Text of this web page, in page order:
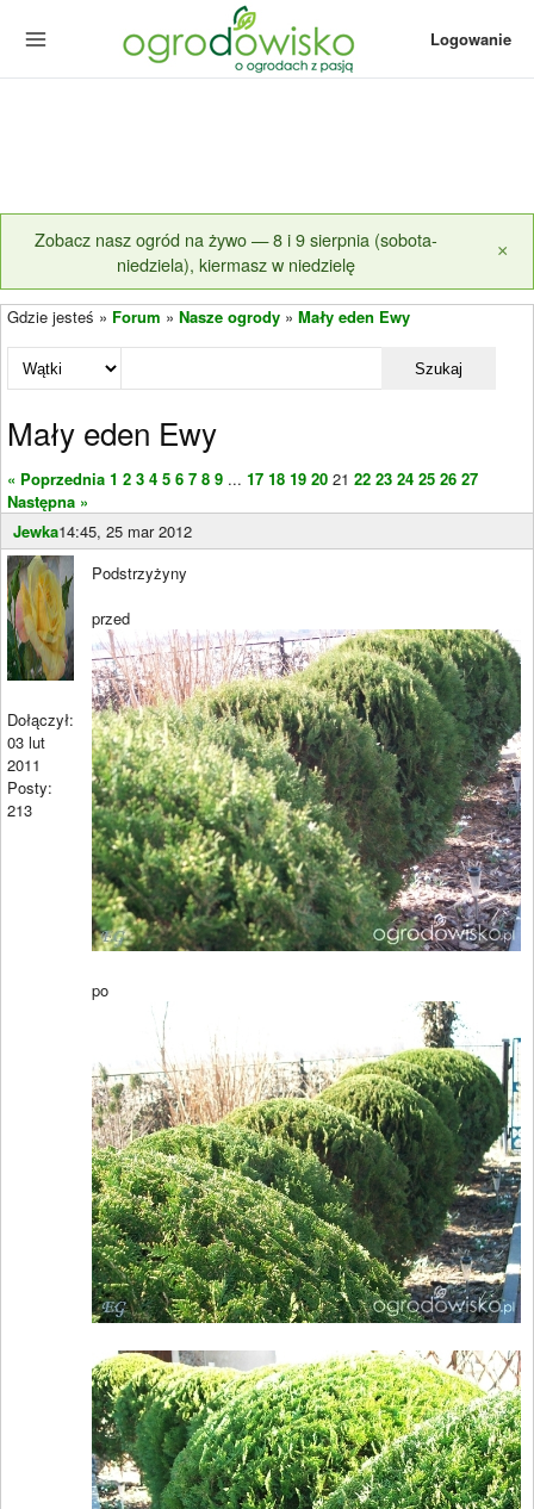
Logowanie
Zobacz nasz ogród na żywo — 8 i 9 sierpnia (sobota-
niedziela), kiermasz w niedzielę
×
Gdzie jesteś » Forum » Nasze ogrody » Mały eden Ewy
Szukaj
Mały eden Ewy
« Poprzednia 1 2 3 4 5 6 7 8 9 ... 17 18 19 20 21 22 23 24 25 26 27
Następna »
Jewka14:45, 25 mar 2012
Dołączył:
03 lut
2011
Posty:
213
Podstrzyżyny
przed
po